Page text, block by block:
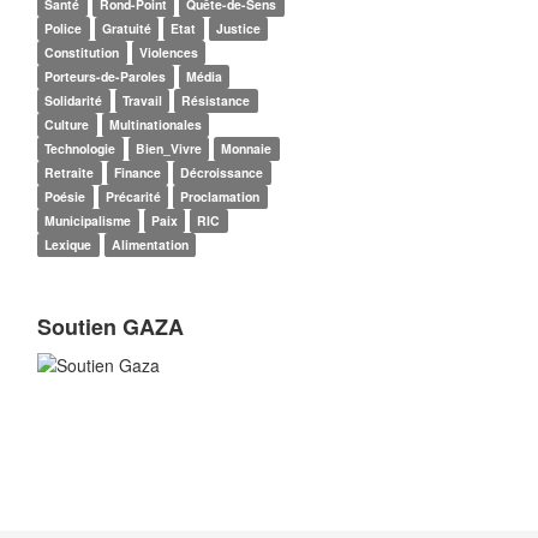
Santé Rond-Point
Quête-de-Sens
Police
Gratuité Etat
Justice
Constitution
Violences
Porteurs-de-Paroles
Média
Solidarité
Travail
Résistance
Culture
Multinationales
Technologie
Bien_Vivre
Monnaie
Retraite
Finance
Décroissance
Poésie
Précarité
Proclamation
Municipalisme
Paix
RIC
Lexique
Alimentation
Soutien GAZA